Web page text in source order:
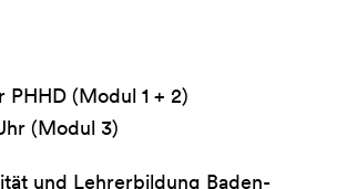
(Modul 1 + 2)
(Modul 3)
und Lehrerbildung Baden-